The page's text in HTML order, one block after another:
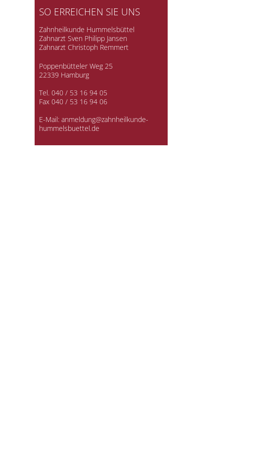
SO ERREICHEN SIE UNS
Zahnheilkunde Hummelsbüttel
Zahnarzt Sven Philipp Jansen
Zahnarzt Christoph Remmert
Poppenbütteler Weg 25
22339 Hamburg
Tel. 040 / 53 16 94 05
Fax 040 / 53 16 94 06
E-Mail: anmeldung@zahnheilkunde-
hummelsbuettel.de